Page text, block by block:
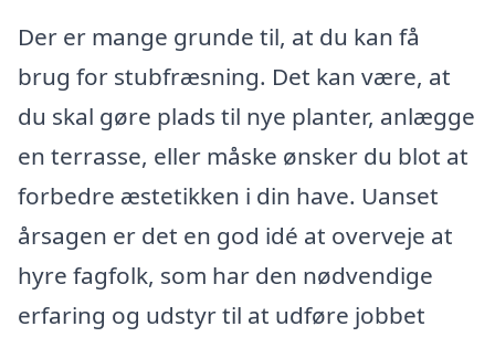
Der er mange grunde til, at du kan få
brug for stubfræsning. Det kan være, at
du skal gøre plads til nye planter, anlægge
en terrasse, eller måske ønsker du blot at
forbedre æstetikken i din have. Uanset
årsagen er det en god idé at overveje at
hyre fagfolk, som har den nødvendige
erfaring og udstyr til at udføre jobbet